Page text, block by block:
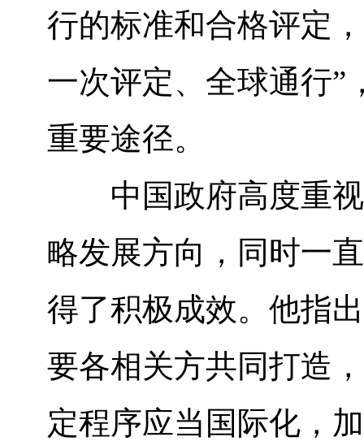
行的标准和合格评定
一次评定、全球通行”
重要途径。
中国政府高度重视
略发展方向，同时一
得了积极成效。他指
要各相关方共同打造
定程序应当国际化，